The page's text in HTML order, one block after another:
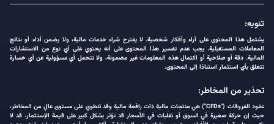
تنويه:
يشتمل هذا المحتوى على آراء وأفكار شخصية. لا يقترح شراء خدمات مالية، ولا يضمن أداء أو نتائج
المعاملات المستقبلية. يجب عدم تفسير هذا المحتوى على أنه يحتوي على أي نوع من الاستشارات
المالية. دقة أو صلاحية أو اكتمال هذه المعلومات غير مضمونة، ولا تتحمل أي مسؤولية عن أي خسارة
تتعلق بأي استثمار استنادًا إلى المحتوى.
تحذير من المخاطر:
عقود الفروقات ("CFDs") هي منتجات مالية ذات رافعة مالية وقد تنطوي على مستوى عالٍ من المخاطر،
حيث إن حركة صغيرة في السوق أو تقلبات في الأسعار قد تؤثر بشكل كبير على قيمة الإستثمار. قد لا